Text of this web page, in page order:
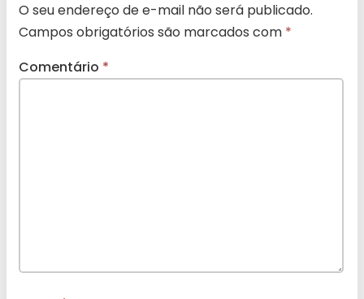
O seu endereço de e-mail não será publicado.
Campos obrigatórios são marcados com *
Comentário *